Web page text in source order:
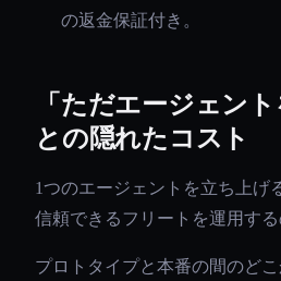
の返金保証付き。
「ただエージェン
との隠れたコスト
1つのエージェントを立ち上げ
信頼できるフリートを運用する
プロトタイプと本番の間のど